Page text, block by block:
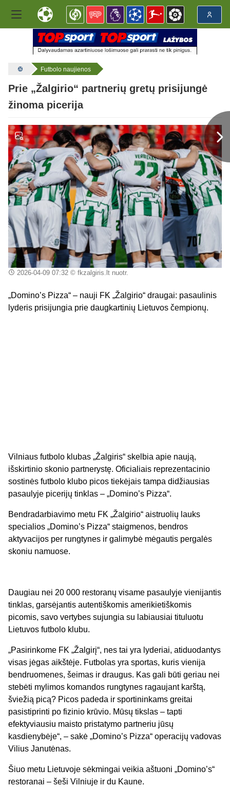
Futbolo naujienos
Prie „Žalgirio“ partnerių gretų prisijungė
žinoma picerija
2026-04-09 07:32© fkzalgiris.lt nuotr.
„Domino’s Pizza“ – nauji FK „Žalgirio“ draugai: pasaulinis
lyderis prisijungia prie daugkartinių Lietuvos čempionų.
Vilniaus futbolo klubas „Žalgiris“ skelbia apie naują,
išskirtinio skonio partnerystę. Oficialiais reprezentacinio
sostinės futbolo klubo picos tiekėjais tampa didžiausias
pasaulyje picerijų tinklas – „Domino’s Pizza“.
Bendradarbiavimo metu FK „Žalgirio“ aistruolių lauks
specialios „Domino’s Pizza“ staigmenos, bendros
aktyvacijos per rungtynes ir galimybė mėgautis pergalės
skoniu namuose.
Daugiau nei 20 000 restoranų visame pasaulyje vienijantis
tinklas, garsėjantis autentiškomis amerikietiškomis
picomis, savo vertybes sujungia su labiausiai tituluotu
Lietuvos futbolo klubu.
„Pasirinkome FK „Žalgirį“, nes tai yra lyderiai, atiduodantys
visas jėgas aikštėje. Futbolas yra sportas, kuris vienija
bendruomenes, šeimas ir draugus. Kas gali būti geriau nei
stebėti mylimos komandos rungtynes ragaujant karštą,
šviežią picą? Picos padeda ir sportininkams greitai
pasistiprinti po fizinio krūvio. Mūsų tikslas – tapti
efektyviausiu maisto pristatymo partneriu jūsų
kasdienybėje“, – sakė „Domino’s Pizza“ operacijų vadovas
Vilius Janutėnas.
Šiuo metu Lietuvoje sėkmingai veikia aštuoni „Domino’s“
restoranai – šeši Vilniuje ir du Kaune.